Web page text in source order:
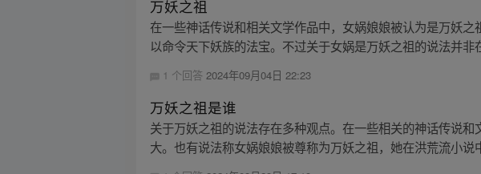
万妖之祖
在一些神话传说和相关文学作品中，女娲娘娘被认为是万妖
以命令天下妖族的法宝。不过关于女娲是万妖之祖的说法并非
1 个回答2024年09月04日 22:23
万妖之祖是谁
关于万妖之祖的说法存在多种观点。在一些相关的神话传说
大。也有说法称女娲娘娘被尊称为万妖之祖，她在洪荒流小说